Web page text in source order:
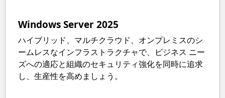
Windows Server 2025
ハイブリッド、マルチクラウド、オンプレミスのシ
ームレスなインフラストラクチャで、ビジネス ニー
ズへの適応と組織のセキュリティ強化を同時に追求
し、生産性を高めましょう。